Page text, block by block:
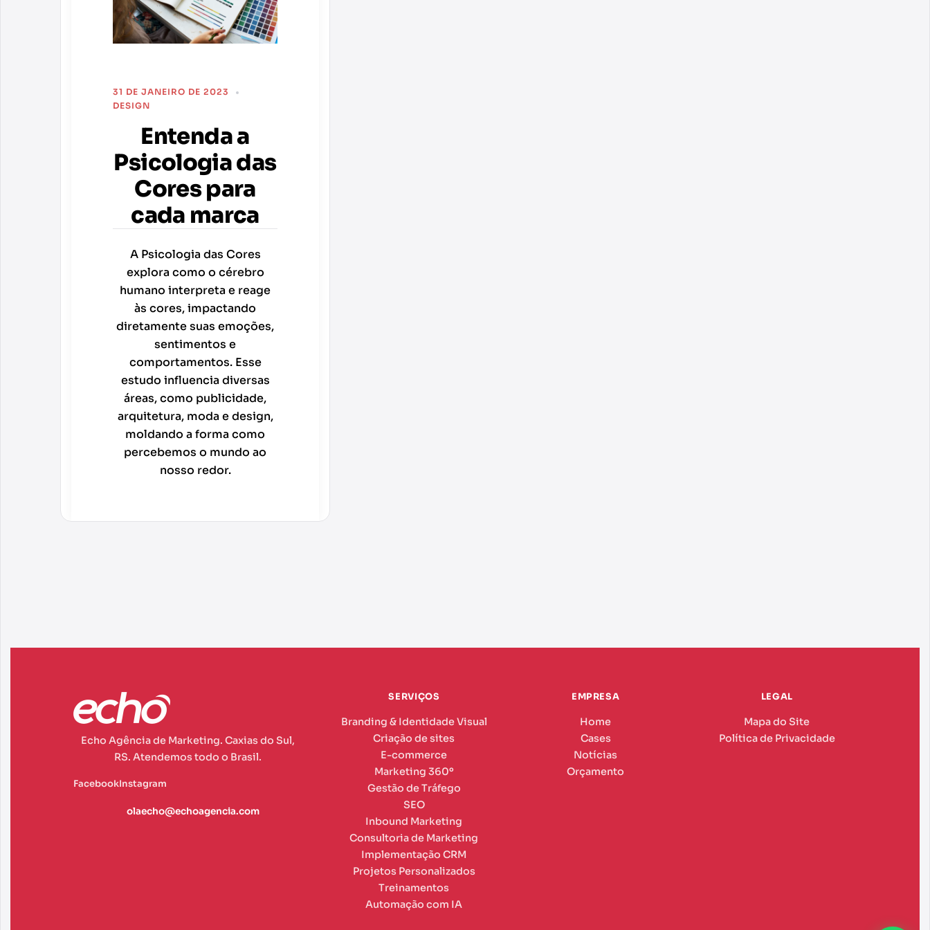
31 DE JANEIRO DE 2023
DESIGN
Entenda a
Psicologia das
Cores para
cada marca
A Psicologia das Cores
explora como o cérebro
humano interpreta e reage
às cores, impactando
diretamente suas emoções,
sentimentos e
comportamentos. Esse
estudo influencia diversas
áreas, como publicidade,
arquitetura, moda e design,
moldando a forma como
percebemos o mundo ao
nosso redor.
Echo Agência de Marketing. Caxias do Sul,
RS. Atendemos todo o Brasil.
FacebookInstagram
olaecho@echoagencia.com
SERVIÇOS
Branding & Identidade Visual
Criação de sites
E-commerce
Marketing 360º
Gestão de Tráfego
SEO
Inbound Marketing
Consultoria de Marketing
Implementação CRM
Projetos Personalizados
Treinamentos
Automação com IA
EMPRESA
Home
Cases
Notícias
Orçamento
LEGAL
Mapa do Site
Política de Privacidade